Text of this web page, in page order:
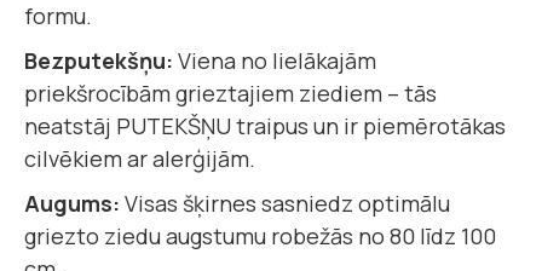
formu.
Bezputekšņu: Viena no lielākajām
priekšrocībām grieztajiem ziediem – tās
neatstāj PUTEKŠŅU traipus un ir piemērotākas
cilvēkiem ar alerģijām.
Augums: Visas šķirnes sasniedz optimālu
griezto ziedu augstumu robežās no 80 līdz 100